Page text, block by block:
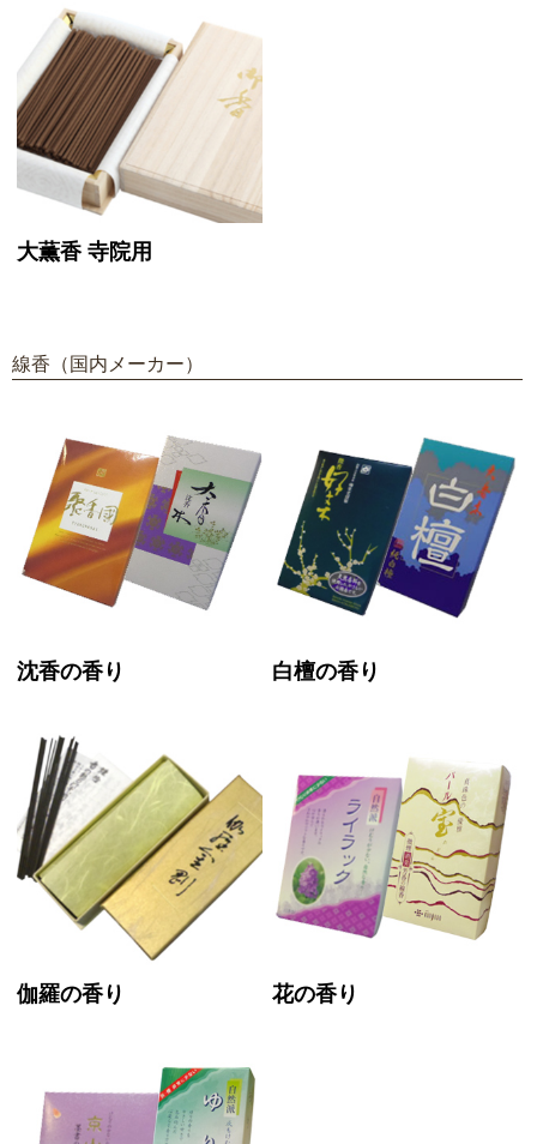
大薫香 寺院用
線香（国内メーカー）
沈香の香り 白檀の香り
伽羅の香り 花の香り